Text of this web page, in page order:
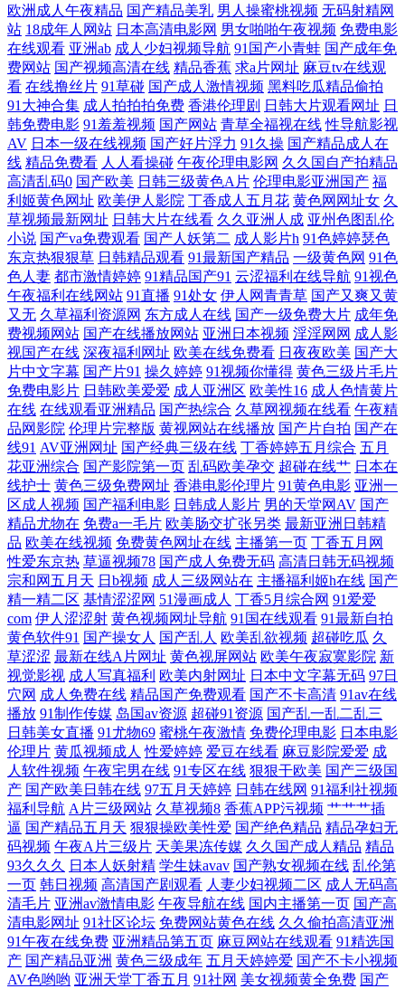
利无码专区中 精品优物 狼人影音先锋资源 涩情av 69久久j欧美 91剧场黄
色 97色色豆花影音 午夜社区 91免费公开视频 欧美国产欧美 天堂五月天网
超碰操碰超碰超96 精品嫂子综合 日韩国产精品成人 91激情视频在线观看
97热热热热色 久草国产视频在线一起 91豆花直播漏点 草莓视频免费在线
观看 激情综合网激情九月 97超碰成人网址 九一色播 夜色18禁色色 91视频
在线观看 狠狠草综合涩 午夜成人福利网 91九色蝌蚪精选 大香蕉在线官网
欧美性片久久网 91TV免费 www日韩无码 国产4区69 日本不卡一区 老湿机
试看福利社试看 91撸免费下载 吃瓜导航不卡 蜜臀三网站 青娱乐99在线 97
色色超踫 日韩久草黄色电影视频 91超碰成人 黑丝袜足交 91精品大神 国产
一卡二卡免费观 综合色网每天每夜日日 国产精品拍 性精品区 成人亚洲国
产欧美 手机免费福利视频91 91在线美女 日韩啪啪啪在线 91在线社区观察
欧美变态bdsm 91蜜桃在线观看 精品自拍在线观看 91tv影院观看免费 大香
蕉999热视频 深爱91网 91在线综合视频 国产区视频 精品外日韩产色 韩国
午夜理论 国产6页 成人日批免费观看 阿v视频在线免费观看 97总资总站 91
微拍视频 91性生活短片 91社精品无码 91国产精品传媒电影 成人春色影视
在线 www麻酥酥福利姬 91在线网 91色导网站 91后入在线 91tv蜜桃 最新
黑料AV在线网站 91草13 在线视频第一页 亚洲精品无码护士一区 五月天色
社区 深爱激情五月婷婷网 人人射AV 蜜臀福利AV在线 欧美韩日一区自爱
免费观看91看片 九九伦子片 国产午夜1024在线 国产精品区域一 丁香五月
天社区 操日韩第一页 97色色狼友 91中日在线 91永久免费网站 91桃色入口
91视频游艇 91美女在线 91国厂视频 91爱网国产探花 中文字幕37页 一区二
区成人 亚洲AV电影影音先锋 亚洲艹逼在线 五月天婷婷不卡 丝袜足交91在
欧洲成人午夜精品 国产精品美乳 男人操蜜桃视频 无码射精网
站 18成年人网站 日本高清电影网 男女啪啪午夜视频 免费电影
在线观看 亚洲ab 成人少妇视频导航 91国产小青蛙 国产成年免
费网站 国产视频高清在线 精品香蕉 求a片网址 麻豆tv在线观
看 在线撸丝片 91草碰 国产成人激情视频 黑料吃瓜精品偷拍
91大神合集 成人拍拍拍免费 香港伦理剧 日韩大片观看网址 日
韩免费电影 91羞羞视频 国产网站 青草全福视在线 性导航影视
AV 日本一级在线视频 国产好片浮力 91久操 国产精品成人在
线 精品免费看 人人看操碰 午夜伦理电影网 久久国自产拍精品
高清乱码0 国产欧美 日韩三级黄色A片 伦理电影亚洲国产 福
利姬黄色网址 欧美伊人影院 丁香成人五月花 黄色网网址女 久
草视频最新网址 日韩大片在线看 久久亚洲人成 亚州色图乱伦
小说 国产va免费观看 国产人妖第二 成人影片h 91色婷婷瑟色
东京热狠狠草 日韩精品观看 91最新国产精品 一级黄色网 91色
色人妻 都市激情婷婷 91精品国产91 云涩福利在线导航 91视色
午夜福利在线网站 91直播 91处女 伊人网青青草 国产又爽又黄
又无 久草福利资源网 东方成人在线 国产一级免费大片 成年免
费视频网站 国产在线播放网站 亚洲日本视频 淫淫网网 成人影
视国产在线 深夜福利网址 欧美在线免费看 日夜夜欧美 国产大
片中文字幕 国产片91 操久婷婷 91视频你懂得 黄色三级片毛片
免费电影片 日韩欧美爱爱 成人亚洲区 欧美性16 成人色情黄片
在线 在线观看亚洲精品 国产热综合 久草网视频在线看 午夜精
品网影院 伦理片完整版 黄视网站在线播放 国产片自拍 国产在
线91 AV亚洲网址 国产经典三级在线 丁香婷婷五月综合 五月
花亚洲综合 国产影院第一页 乱码欧美孕交 超碰在线艹 日本在
线护士 黄色三级免费网址 香港电影伦理片 91黄色电影 亚洲一
区成人视频 国产福利电影 日韩成人影片 男的天堂网AV 国产
精品尤物在 免费a一毛片 欧美肠交扩张另类 最新亚洲日韩精
品 欧美在线视频 免费黄色网址在线 主播第一页 丁香五月网
性爱东京热 草逼视频78 国产成人免费无码 高清日韩无码视频
宗和网五月天 日b视频 成人三级网站在 主播福利姬h在线 国产
精一精二区 基情涩涩网 51漫画成人 丁香5月综合网 91爱爱
com 伊人涩涩射 黄色视频网址导航 91国在线观看 91最新自拍
黄色软件91 国产操女人 国产乱人 欧美乱欲视频 超碰吃瓜 久
草涩涩 最新在线A片网址 黄色视屏网站 欧美午夜寂寞影院 新
视觉影视 成人写真福利 欧美内射网址 日本中文字幕无码 97日
穴网 成人免费在线 精品国产免费观看 国产不卡高清 91av在线
播放 91制作传媒 岛国av资源 超碰91资源 国产乱一乱二乱三
日韩美女直播 91尤物69 蜜桃午夜激情 免费伦理电影 日本电影
伦理片 黄瓜视频成人 性爱婷婷 爱豆在线看 麻豆影院爱爱 成
人软件视频 午夜宅男在线 91专区在线 狠狠干欧美 国产三级国
产 国产欧美日韩在线 97五月天婷婷 日韩在线网 91福利社视频
福利导航 A片三级网站 久草视频8 香蕉APP污视频 艹艹艹插
逼 国产精品五月天 狠狠操欧美性爱 国产绝色精品 精品孕妇无
码视频 午夜A片三级片 天美果冻传媒 久久国产成人精品 精品
93久久久
日本人妖射精 学生妹avav 国产熟女视频在线 乱伦第
一页 韩日视频 高清国产剧观看 人妻少妇视频二区 成人无码高
清毛片 亚洲av激情电影 午夜导航在线 国内主播第一页 国产高
清电影网址 91社区论坛 免费网站黄色在线 久久偷拍高清亚洲
91午夜在线免费 亚洲精品第五页 麻豆网站在线观看 91精选国
产 国产精品亚洲 黄色三级成年 五月天婷婷爱 国产不卡小视频
AV色哟哟 亚洲天堂丁香五月 91社网 美女视频黄全免费 国产